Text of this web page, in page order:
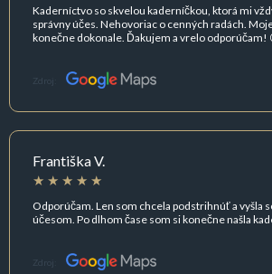
Kaderníctvo so skvelou kaderníčkou, ktorá mi
správny účes. Nehovoriac o cenných radách.
konečne dokonale. Ďakujem a vrelo odporúčam!
Zdroj:
Františka V.
Odporúčam. Len som chcela podstrihnúť a vyšla
účesom. Po dlhom čase som si konečne našla
Zdroj: